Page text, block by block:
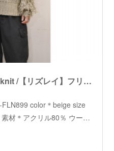
【RISLEY】 fringe logo knit /【リズレイ】フリンジロゴニット
color＊beige size
材＊アクリル80％ ウー…